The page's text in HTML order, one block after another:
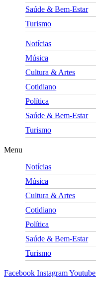
Saúde & Bem-Estar
Turismo
Notícias
Música
Cultura & Artes
Cotidiano
Política
Saúde & Bem-Estar
Turismo
Menu
Notícias
Música
Cultura & Artes
Cotidiano
Política
Saúde & Bem-Estar
Turismo
Facebook InstagramYoutube